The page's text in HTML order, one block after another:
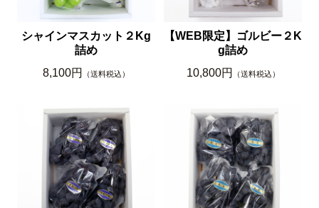
シャインマスカット２Kg
詰め
8,100円
（送料税込）
【WEB限定】ゴルビー２K
g詰め
10,800円
（送料税込）